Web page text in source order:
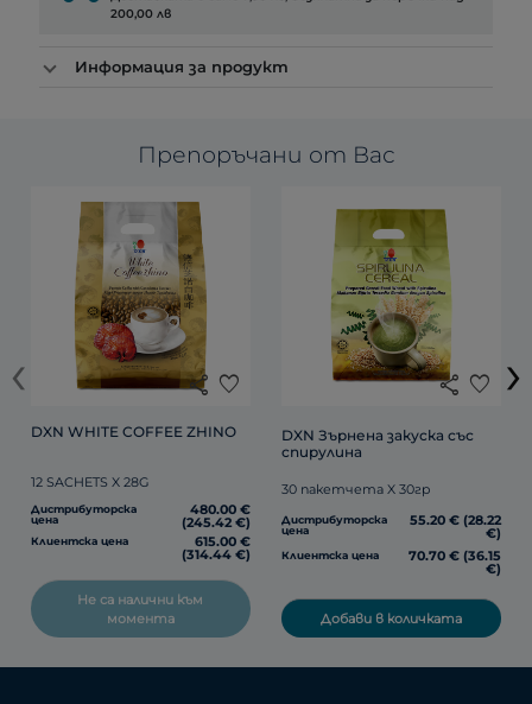
200,00 лв
Информация за продукт
Препоръчани от Вас
share favorite
DXN WHITE COFFEE ZHINO
12 SACHETS X 28G
Дистрибуторска
цена
480.00 €
(245.42 €)
Клиентска цена 615.00 €
(314.44 €)
Не са налични към
момента
share favorite
DXN Зърнена закуска със
спирулина
30 пакетчета X 30гр
Дистрибуторска
цена
55.20 € (28.22
€)
Клиентска цена 70.70 € (36.15
€)
Добави в количката
‹ ›